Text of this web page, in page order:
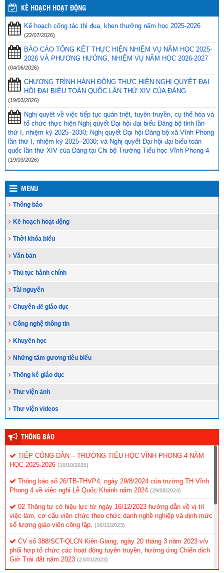
Phối hợp với ngành giáo dục trên địa bàn huyện Vĩnh Thuận trong
công tác thu hộ học phí
Vĩnh Thuận sẵn sàng cho năm học mới 2023-2024
Tổng kết năm học 2022-2023 và triển khai phương hướng, nhiệm
vụ trọng tâm năm học 2023-2024(30/08/2023)
Trao 20 suất quà cho học sinh có hoàn cảnh khó khăn trước thềm
năm học mới(25/08/2023)
Toà án nhân dân tỉnh Kiên Giang tặng Quỹ khuyến học huyện Vĩnh
Thuận trước thềm năm học 2023-2024 (15/08/2023)
Đẩy nhanh tiến độ thi công “Công trình xây nhà khuyến học năm
2023” tặng học sinh nghèo vượt khó học giỏi hiện chưa có nhà
ở(10/08/2023)
KẾ HOẠCH HOẠT ĐỘNG
Kế hoạch công tác thi đua, khen thưởng năm học 2025-2026
(22/07/2026)
BÁO CÁO TỔNG KẾT THỰC HIỆN NHIỆM VỤ NĂM HỌC 2025-
2026 VÀ PHƯƠNG HƯỚNG, NHIỆM VỤ NĂM HỌC 2026-2027
(04/06/2026)
CHƯƠNG TRÌNH HÀNH ĐỘNG THỰC HIỆN NGHỊ QUYẾT ĐẠI
HỘI ĐẠI BIỂU TOÀN QUỐC LẦN THỨ XIV CỦA ĐẢNG
(19/03/2026)
Nghị quyêt về việc tiếp tục quán triệt, tuyên truyền, cụ thể hóa và
tổ chức thực hiện Nghị quyết Đại hội đại biểu Đảng bộ tỉnh lần
thứ I, nhiệm kỳ 2025–2030; Nghị quyết Đại hội Đảng bộ xã Vĩnh Phong
lần thứ I, nhiệm kỳ 2025–2030; và Nghị quyết Đại hội đại biểu toàn
quốc lần thứ XIV của Đảng tại Chi bộ Trường Tiểu học Vĩnh Phong 4
(19/03/2026)
MENU
Thông báo
Kế hoạch hoạt động
Thời khóa biểu
Văn bản
Thủ tục hành chính
Tài nguyên
Chuyên đề giáo dục
Công nghệ thông tin
Khuyến học
Những tấm gương tiêu biểu
Thống kê giáo dục
Thư viện ảnh
Thư viện videos
THÔNG BÁO
TIẾP CÔNG DÂN – TRƯỜNG TIỂU HỌC VĨNH PHONG 4 NĂM
HỌC 2025-2026 (10/10/2025)
Thông báo số 26/TB-THVP4, ngày 29/8/2024 của trường TH Vĩnh
Phong 4 về việc nghỉ Lễ Quốc Khánh năm 2024 (29/08/2024)
02 Thông tư có hiệu lực từ ngày 16/12/2023 hướng dẫn về vị trí
việc làm, cơ cấu viên chức theo chức danh nghề nghiệp và định mức
số lượng giáo viên công lập.
(16/11/2023)
CV số 388/SCT-QLCN Kiên Giang, ngày 20 tháng 3 năm 2023 v/v
phối hợp tổ chức các hoạt động tuyên truyền, hưởng ứng Chiến dịch
Giờ Trái đất năm 2023 (23/03/2023)